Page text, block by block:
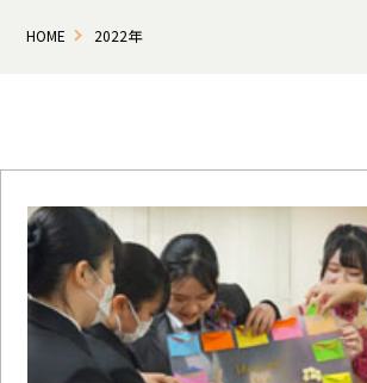
HOME 2022年